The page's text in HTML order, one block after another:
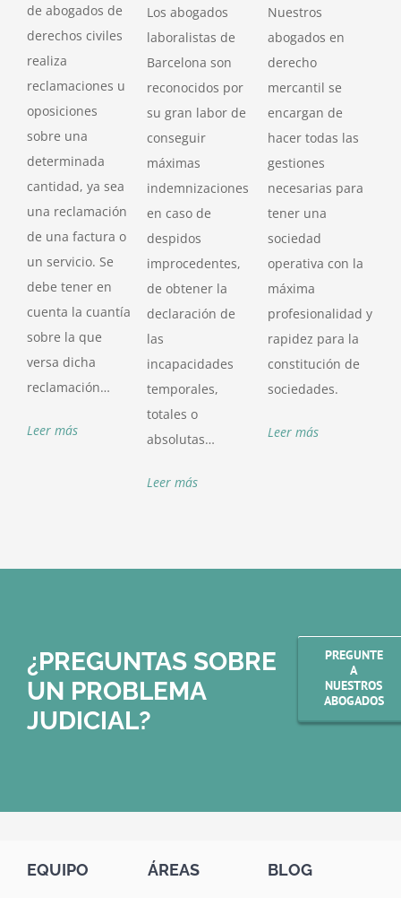
de abogados de
derechos civiles
realiza
reclamaciones u
oposiciones
sobre una
determinada
cantidad, ya sea
una reclamación
de una factura o
un servicio. Se
debe tener en
cuenta la cuantía
sobre la que
versa dicha
reclamación…
Leer más
Los abogados
laboralistas de
Barcelona son
reconocidos por
su gran labor de
conseguir
máximas
indemnizaciones
en caso de
despidos
improcedentes,
de obtener la
declaración de
las
incapacidades
temporales,
totales o
absolutas…
Leer más
Nuestros
abogados en
derecho
mercantil se
encargan de
hacer todas las
gestiones
necesarias para
tener una
sociedad
operativa con la
máxima
profesionalidad y
rapidez para la
constitución de
sociedades.
Leer más
¿PREGUNTAS SOBRE
UN PROBLEMA
JUDICIAL?
PREGUNTE
A
NUESTROS
ABOGADOS
EQUIPO ÁREAS BLOG